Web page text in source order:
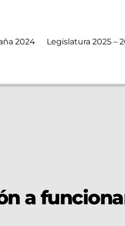
2024 Legislatura 2025 –
a